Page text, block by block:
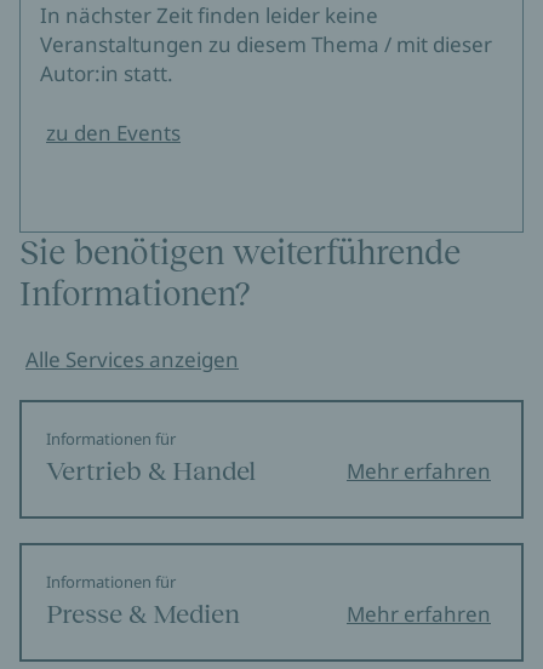
In nächster Zeit finden leider keine
Veranstaltungen zu diesem Thema / mit dieser
Autor:in statt.
zu den Events
Sie benötigen weiterführende
Informationen?
Alle Services anzeigen
Informationen für
Vertrieb & Handel Mehr erfahren
Informationen für
Presse & Medien Mehr erfahren